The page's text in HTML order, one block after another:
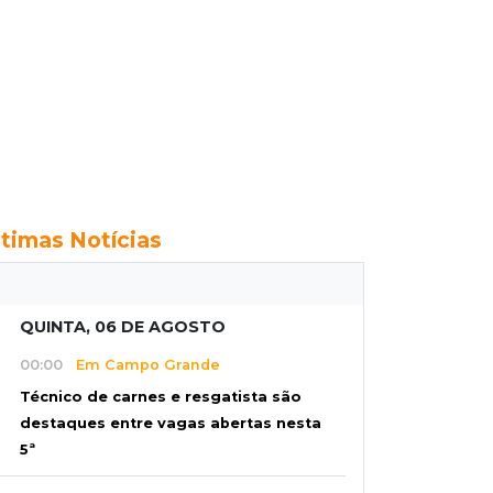
Notícias
QUINTA, 06 DE AGOSTO
00:00 Em Campo Grande
Técnico de carnes e resgatista são
destaques entre vagas abertas nesta
5ª